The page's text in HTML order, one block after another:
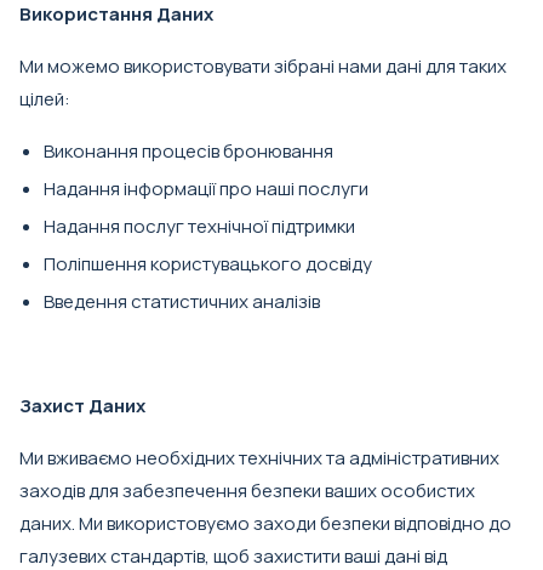
Використання Даних
Ми можемо використовувати зібрані нами дані для таких
цілей:
Виконання процесів бронювання
Надання інформації про наші послуги
Надання послуг технічної підтримки
Поліпшення користувацького досвіду
Введення статистичних аналізів
Захист Даних
Ми вживаємо необхідних технічних та адміністративних
заходів для забезпечення безпеки ваших особистих
даних. Ми використовуємо заходи безпеки відповідно до
галузевих стандартів, щоб захистити ваші дані від